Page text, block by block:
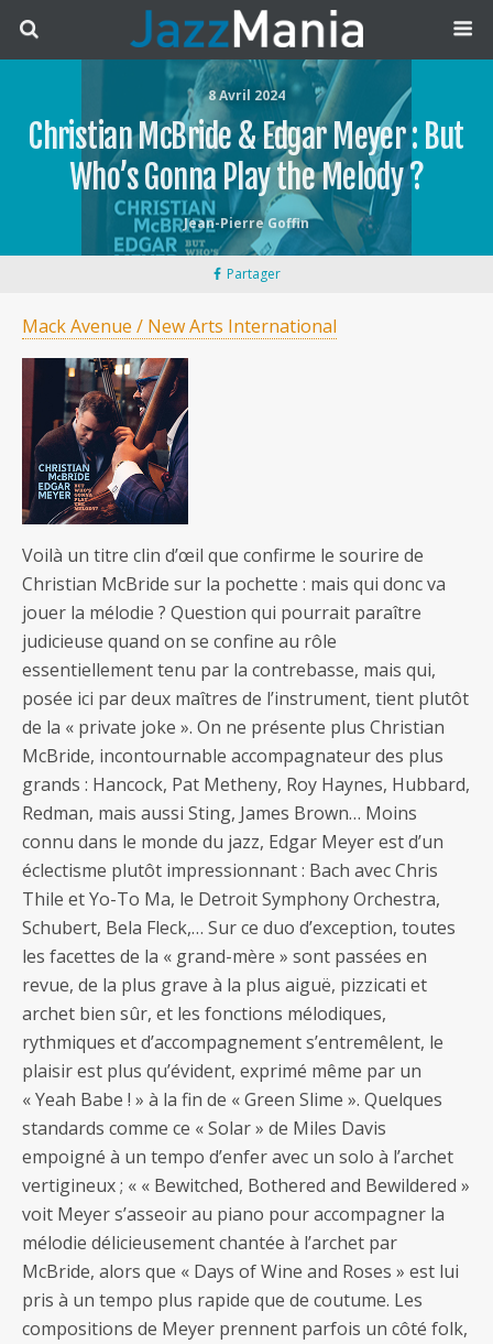
8 Avril 2024
Christian McBride & Edgar Meyer : But
Who’s Gonna Play the Melody ?
Jean-Pierre Goffin
Partager
Mack Avenue / New Arts International
Voilà un titre clin d’œil que confirme le sourire de
Christian McBride sur la pochette : mais qui donc va
jouer la mélodie ? Question qui pourrait paraître
judicieuse quand on se confine au rôle
essentiellement tenu par la contrebasse, mais qui,
posée ici par deux maîtres de l’instrument, tient plutôt
de la « private joke ». On ne présente plus Christian
McBride, incontournable accompagnateur des plus
grands : Hancock, Pat Metheny, Roy Haynes, Hubbard,
Redman, mais aussi Sting, James Brown… Moins
connu dans le monde du jazz, Edgar Meyer est d’un
éclectisme plutôt impressionnant : Bach avec Chris
Thile et Yo-To Ma, le Detroit Symphony Orchestra,
Schubert, Bela Fleck,… Sur ce duo d’exception, toutes
les facettes de la « grand-mère » sont passées en
revue, de la plus grave à la plus aiguë, pizzicati et
archet bien sûr, et les fonctions mélodiques,
rythmiques et d’accompagnement s’entremêlent, le
plaisir est plus qu’évident, exprimé même par un
« Yeah Babe ! » à la fin de « Green Slime ». Quelques
standards comme ce « Solar » de Miles Davis
empoigné à un tempo d’enfer avec un solo à l’archet
vertigineux ; « « Bewitched, Bothered and Bewildered »
voit Meyer s’asseoir au piano pour accompagner la
mélodie délicieusement chantée à l’archet par
McBride, alors que « Days of Wine and Roses » est lui
pris à un tempo plus rapide que de coutume. Les
compositions de Meyer prennent parfois un côté folk,